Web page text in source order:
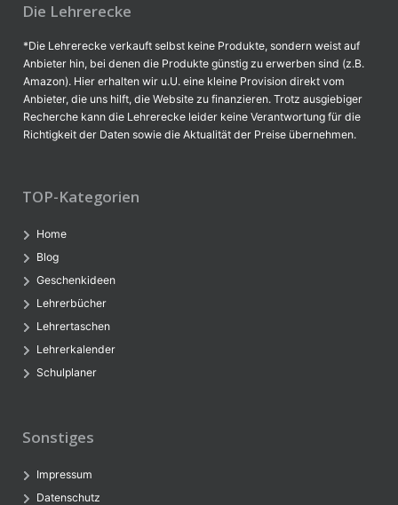
Die Lehrerecke
*Die Lehrerecke verkauft selbst keine Produkte, sondern weist auf
Anbieter hin, bei denen die Produkte günstig zu erwerben sind (z.B.
Amazon). Hier erhalten wir u.U. eine kleine Provision direkt vom
Anbieter, die uns hilft, die Website zu finanzieren. Trotz ausgiebiger
Recherche kann die Lehrerecke leider keine Verantwortung für die
Richtigkeit der Daten sowie die Aktualität der Preise übernehmen.
TOP-Kategorien
Home
Blog
Geschenkideen
Lehrerbücher
Lehrertaschen
Lehrerkalender
Schulplaner
Sonstiges
Impressum
Datenschutz